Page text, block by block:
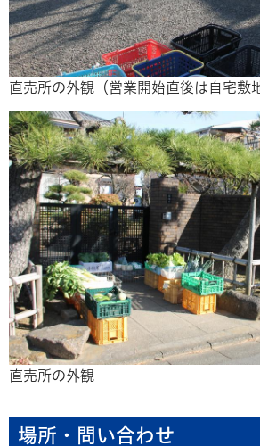
直売所の外観（営業開始直後は自宅敷
直売所の外観
場所・問い合わせ